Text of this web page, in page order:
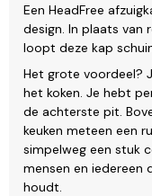
Een HeadFree
design. In plaats van
loopt deze kap
Het grote voordeel?
het koken. Je hebt
de achterste pit.
keuken meteen een
simpelweg een stuk
mensen en iedereen
houdt.